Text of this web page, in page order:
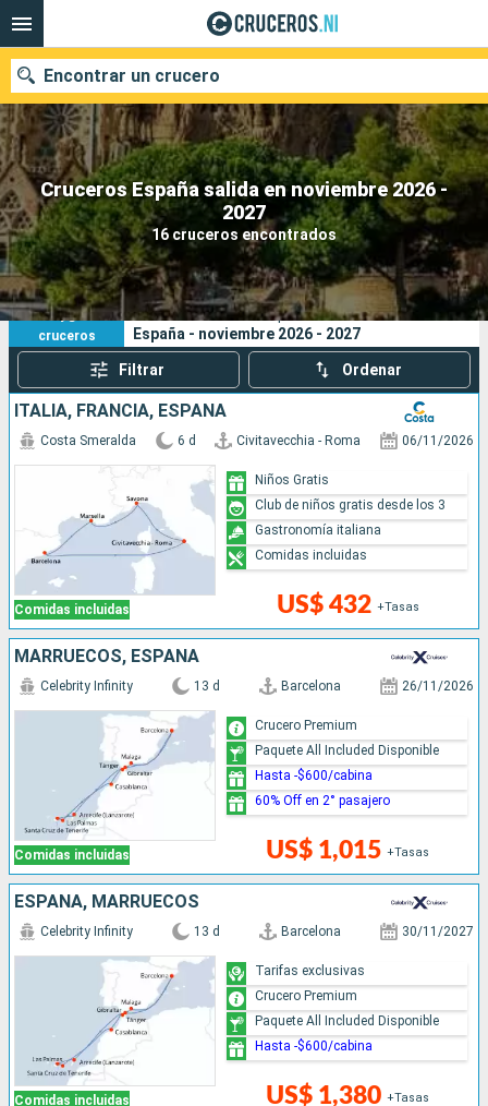
Cruceros España salida en noviembre 2026 -
2027
16 cruceros encontrados
Encontrar un crucero
Nuestros destinos
Fecha de salida
Puertos Compañías
Buscar
16
cruceros
Sus criterios de búsqueda:
España - noviembre 2026 - 2027
Filtrar Ordenar
ITALIA, FRANCIA, ESPAÑA
Comidas incluidas
Costa Smeralda 6 d Civitavecchia - Roma 06/11/2026
US$ 432 +Tasas
Niños Gratis
Club de niños gratis desde los 3
Gastronomía italiana
Comidas incluidas
MARRUECOS, ESPAÑA
Comidas incluidas
Celebrity Infinity 13 d Barcelona 26/11/2026
US$ 1,015 +Tasas
Crucero Premium
Paquete All Included Disponible
Hasta -$600/cabina
60% Off en 2° pasajero
ESPAÑA, MARRUECOS
Comidas incluidas
Celebrity Infinity 13 d Barcelona 30/11/2027
US$ 1,380 +Tasas
Tarifas exclusivas
Crucero Premium
Paquete All Included Disponible
Hasta -$600/cabina